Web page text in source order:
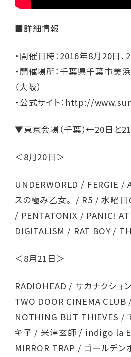
■詳細情報
・開催日時：2016年8月20日、
・開催場所：千葉県千葉市美
（大阪）
・公式サイト： http://
▼東京会場（千葉）←20日と
＜8月20日＞
UNDERWORLD / FERGIE /
スの極み乙女。 / R5 / 水曜
/ PENTATONIX / PANIC!
DIGITALISM / RAT BOY /
＜8月21日＞
RADIOHEAD / サカナクショ
TWO DOOR CINEMA
NOTHING BUT THIEVES /
キ子 / 米津玄師 / indigo la
MIRROR TRAP / ゴールデン